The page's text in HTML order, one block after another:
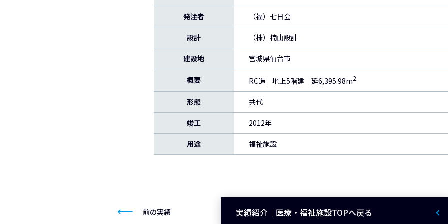
発注者 （福）七日会
設計 （株）楠山設計
建設地 宮城県仙台市
概要 RC造 地上5階建 延6,395.98m2
形態 共代
竣工 2012年
用途 福祉施設
前の実績 実績紹介｜医療・福祉施設TOPへ戻る